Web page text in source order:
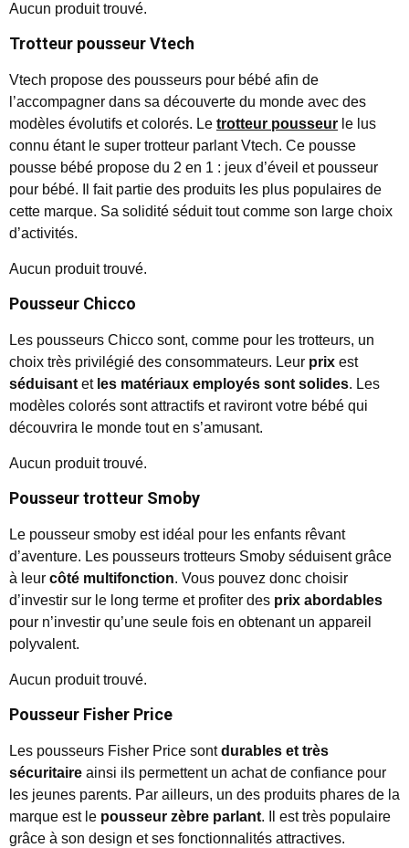
Aucun produit trouvé.
Trotteur pousseur Vtech
Vtech propose des pousseurs pour bébé afin de
l’accompagner dans sa découverte du monde avec des
modèles évolutifs et colorés. Le trotteur pousseur le lus
connu étant le super trotteur parlant Vtech. Ce pousse
pousse bébé propose du 2 en 1 : jeux d’éveil et pousseur
pour bébé. Il fait partie des produits les plus populaires de
cette marque. Sa solidité séduit tout comme son large choix
d’activités.
Aucun produit trouvé.
Pousseur Chicco
Les pousseurs Chicco sont, comme pour les trotteurs, un
choix très privilégié des consommateurs. Leur prix est
séduisant et les matériaux employés sont solides. Les
modèles colorés sont attractifs et raviront votre bébé qui
découvrira le monde tout en s’amusant.
Aucun produit trouvé.
Pousseur trotteur Smoby
Le pousseur smoby est idéal pour les enfants rêvant
d’aventure. Les pousseurs trotteurs Smoby séduisent grâce
à leur côté multifonction. Vous pouvez donc choisir
d’investir sur le long terme et profiter des prix abordables
pour n’investir qu’une seule fois en obtenant un appareil
polyvalent.
Aucun produit trouvé.
Pousseur Fisher Price
Les pousseurs Fisher Price sontdurables et très
sécuritaire ainsi ils permettent un achat de confiance pour
les jeunes parents. Par ailleurs, un des produits phares de la
marque est le pousseur zèbre parlant. Il est très populaire
grâce à son design et ses fonctionnalités attractives.